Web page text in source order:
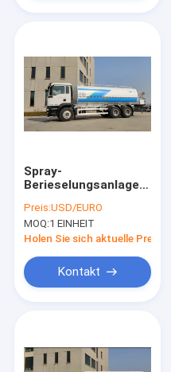
Produkte
Spray-
Berieselungsanlagen-
Wagen 11.00R20
21.1m3/Fahrzeug
Preis:USD/EURO
MOQ:1 EINHEIT
Holen Sie sich aktuelle Preis
Kontakt